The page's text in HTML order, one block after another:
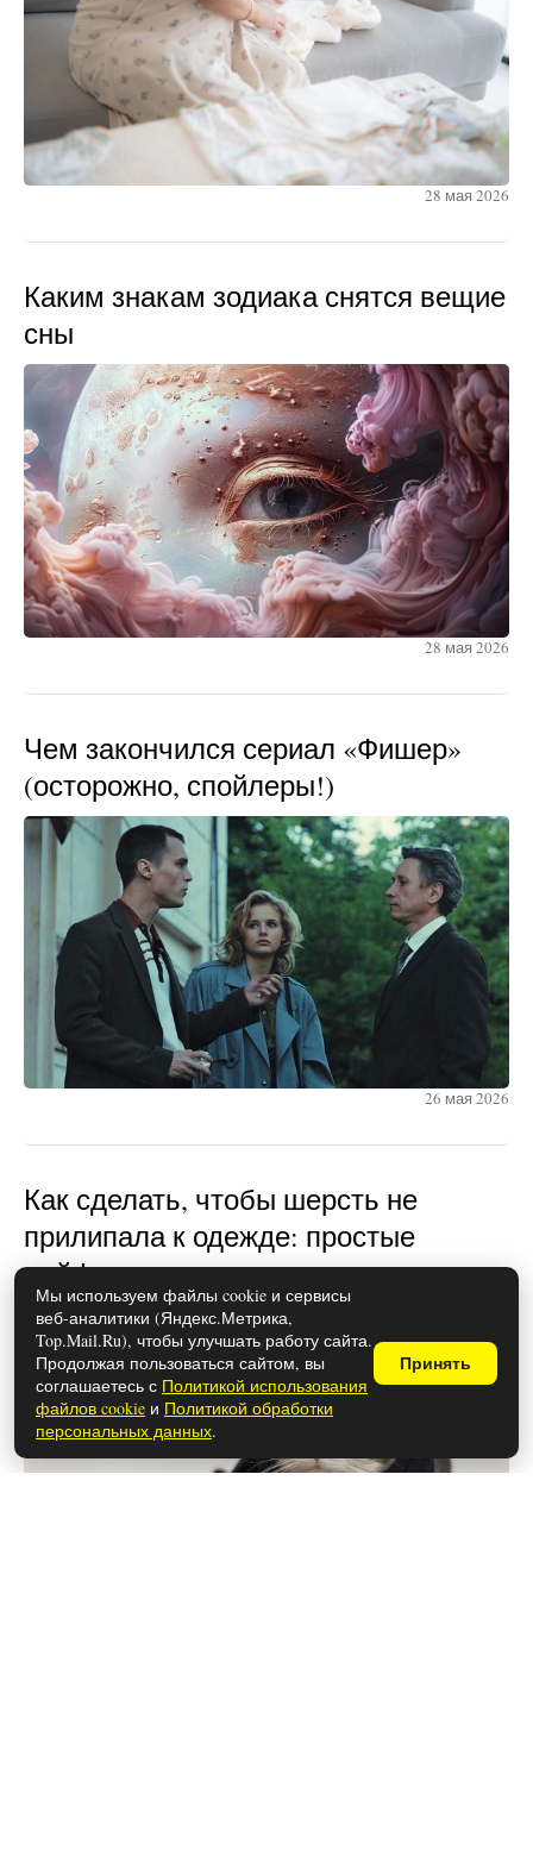
28 мая 2026
Каким знакам зодиака снятся вещие
сны
28 мая 2026
Чем закончился сериал «Фишер»
(осторожно, спойлеры!)
26 мая 2026
Как сделать, чтобы шерсть не
прилипала к одежде: простые
лайфхаки
Мы используем файлы cookie и сервисы
веб-аналитики (Яндекс.Метрика,
Top.Mail.Ru), чтобы улучшать работу сайта.
Продолжая пользоваться сайтом, вы
соглашаетесь с Политикой использования
файлов cookie и Политикой обработки
персональных данных.
Принять